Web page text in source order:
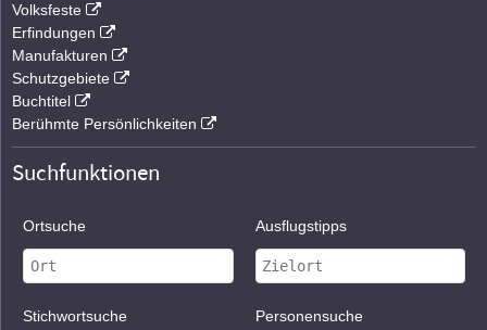
Volksfeste
Erfindungen
Manufakturen
Schutzgebiete
Buchtitel
Berühmte Persönlichkeiten
Suchfunktionen
Ortsuche Ausflugstipps
Stichwortsuche Personensuche